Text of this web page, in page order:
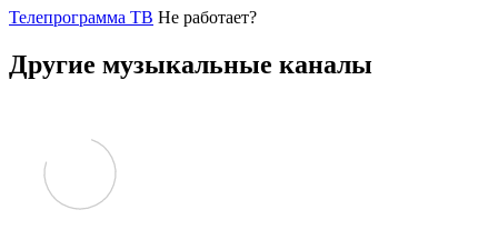
Телепрограмма ТВ Не работает?
Другие музыкальные каналы